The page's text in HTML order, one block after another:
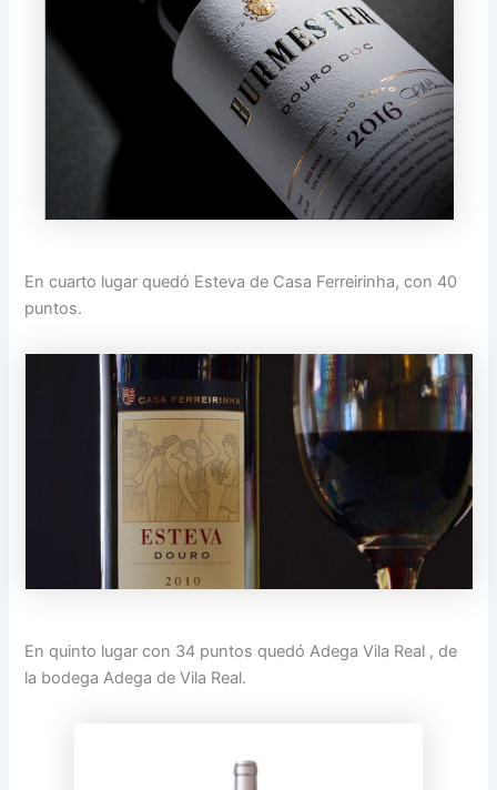
En cuarto lugar quedó Esteva de Casa Ferreirinha, con 40
puntos.
En quinto lugar con 34 puntos quedó Adega Vila Real , de
la bodega Adega de Vila Real.